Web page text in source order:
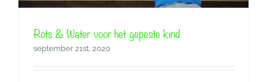
Rots & Water voor het gepeste kind
september 21st, 2020